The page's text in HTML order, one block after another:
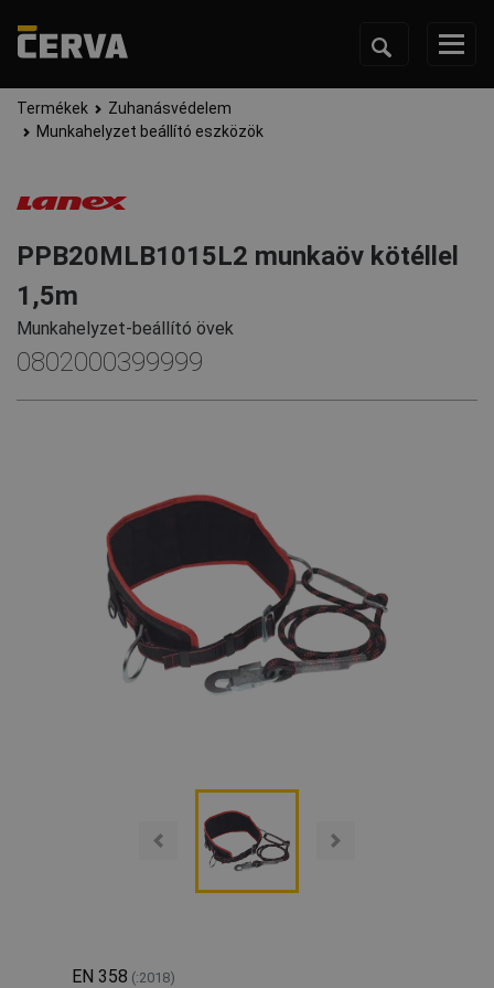
Termékek
Zuhanásvédelem
Munkahelyzet beállító eszközök
PPB20MLB1015L2 munkaöv kötéllel
1,5m
Munkahelyzet-beállító övek
0802000399999
EN 358 (:2018)